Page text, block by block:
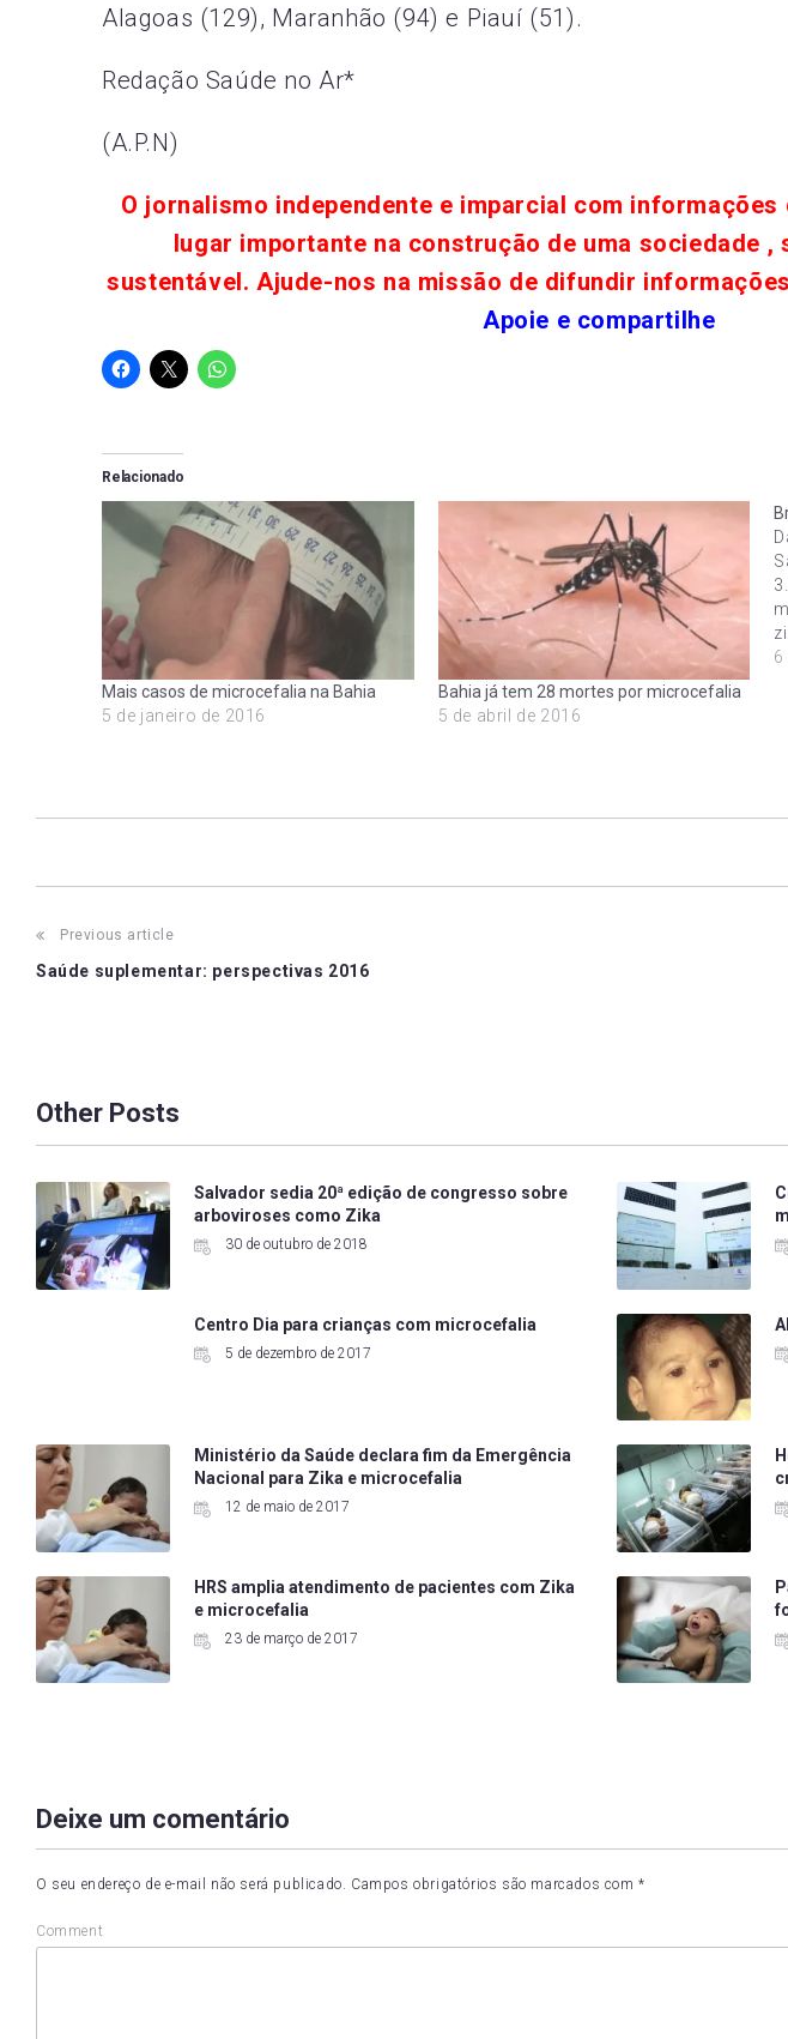
Alagoas (129), Maranhão (94) e Piauí (51).
Redação Saúde no Ar*
(A.P.N)
O jornalismo independente e imparcial com
lugar importante na construção de uma sociedade ,
sustentável. Ajude-nos na missão de difundir
Apoie e compartilhe
Relacionado
Mais casos de microcefalia na Bahia
5 de janeiro de 2016
Bahia já tem 28 mortes por microcefalia
5 de abril de 2016
o
6
Post
navigation
Previous article
Saúde suplementar: perspectivas 2016
Other Posts
Salvador sedia 20ª edição de congresso sobre
arboviroses como Zika
30 de outubro de 2018
Centro Dia para crianças com microcefalia
5 de dezembro de 2017
Ministério da Saúde declara fim da Emergência
Nacional para Zika e microcefalia
12 de maio de 2017
HRS amplia atendimento de pacientes com Zika
e microcefalia
23 de março de 2017
Deixe um comentário
O seu endereço de e-mail não será publicado. Campos obrigatórios são marcados com*
Comment